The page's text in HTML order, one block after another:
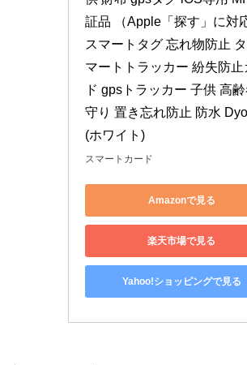
証品 （Apple「探す」に対
スマートタグ 忘れ物防止
マートトラッカー 紛失防止
ド gpsトラッカー 子供 高
守り 置き忘れ防止 防水
(ホワイト)
スマートカード
Amazonで見る
楽天市場で見る
Yahoo!ショッピングで見る